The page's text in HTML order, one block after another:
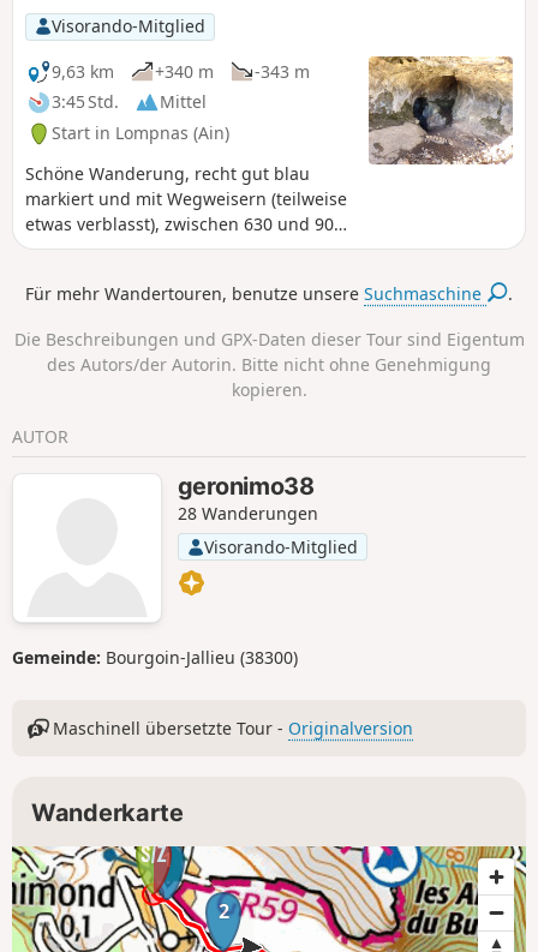
Visorando-Mitglied
9,63 km
+340 m
-343 m
3:45 Std.
Mittel
Start in Lompnas (Ain)
Schöne Wanderung, recht gut blau
markiert und mit Wegweisern (teilweise
etwas verblasst), zwischen 630 und 900
m Höhe, leicht, meist auf guten,
Aussicht auf die schneebedeckten Alpen
Blumenliebhaber gibt es zwischen Mai
und Juli Martagon-Lilien, Orchideen,
Schneeglöckchen und Erythronium. Und
wer die Kühle liebt, kann bis zur Grotte
de la Jaquette in der Nähe des Weges
gehen.
Für mehr Wandertouren, benutze unsereSuchmaschine .
Die Beschreibungen und GPX-Daten dieser Tour sind Eigentum
des Autors/der Autorin. Bitte nicht ohne Genehmigung
kopieren.
AUTOR
geronimo38
28 Wanderungen
Visorando-Mitglied
Gemeinde: Bourgoin-Jallieu (38300)
Maschinell übersetzte Tour - Originalversion
Wanderkarte
1
2